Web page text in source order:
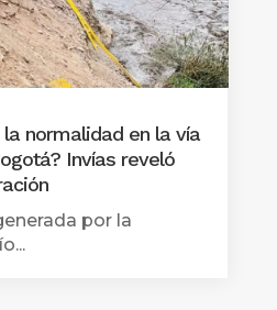
normalidad en la vía
Invías reveló
por la